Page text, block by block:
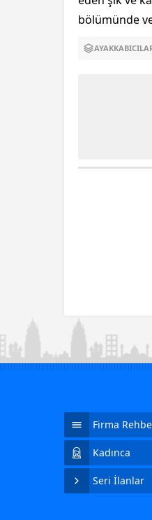
bölümünde
Firma
Kadınca
Seri İlanlar